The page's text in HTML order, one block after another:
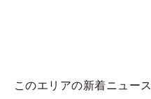
このエリアの新着ニュース